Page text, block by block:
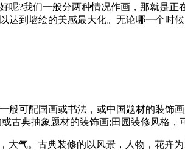
?我们一般分两种情况作画，那就是正
到墙绘的美感最大化。无论哪一个时
配国画或书法，或中国题材的装饰
古典抽象题材的装饰画;田园装修风格
气。古典装修的以风景，人物，花卉